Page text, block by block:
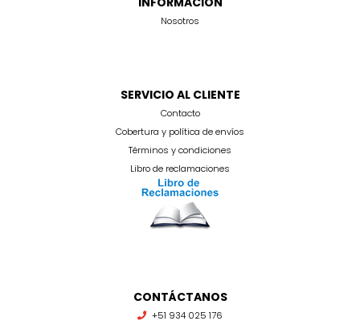
Nosotros
SERVICIO AL CLIENTE
Contacto
Cobertura y política de envíos
Términos y condiciones
Libro de reclamaciones
CONTÁCTANOS
+51 934 025 176